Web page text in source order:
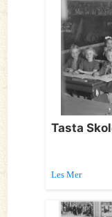
Tasta
Les Mer